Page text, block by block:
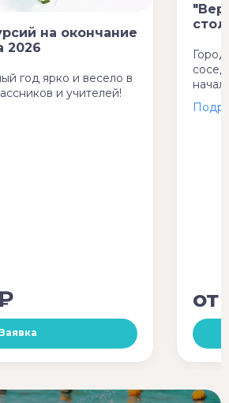
на окончание
2026
год ярко и весело в
и учителей!
Заявка
от